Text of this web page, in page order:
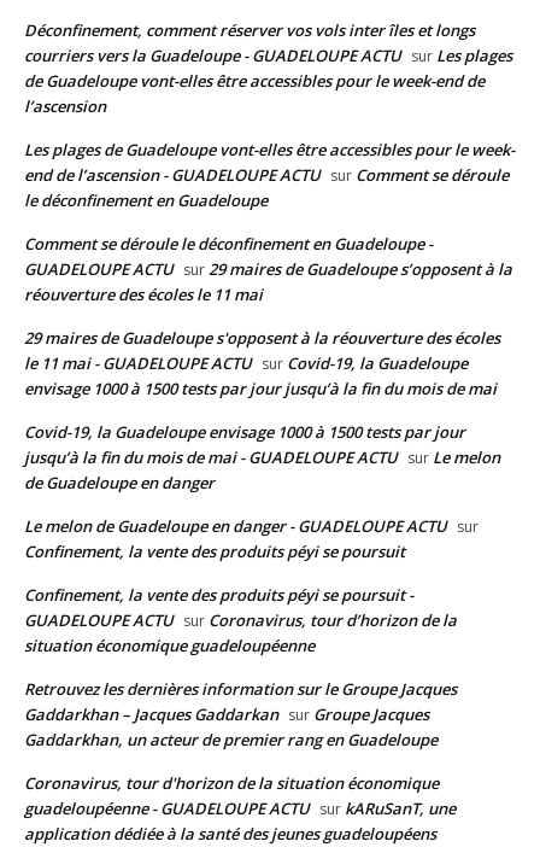
Déconfinement, comment réserver vos vols inter îles et longs
courriers vers la Guadeloupe - GUADELOUPE ACTU sur Les plages
de Guadeloupe vont-elles être accessibles pour le week-end de
l’ascension
Les plages de Guadeloupe vont-elles être accessibles pour le week-
end de l’ascension - GUADELOUPE ACTU sur Comment se déroule
le déconfinement en Guadeloupe
Comment se déroule le déconfinement en Guadeloupe -
GUADELOUPE ACTU sur 29 maires de Guadeloupe s’opposent à la
réouverture des écoles le 11 mai
29 maires de Guadeloupe s'opposent à la réouverture des écoles
le 11 mai - GUADELOUPE ACTU sur Covid-19, la Guadeloupe
envisage 1000 à 1500 tests par jour jusqu’à la fin du mois de mai
Covid-19, la Guadeloupe envisage 1000 à 1500 tests par jour
jusqu’à la fin du mois de mai - GUADELOUPE ACTU sur Le melon
de Guadeloupe en danger
Le melon de Guadeloupe en danger - GUADELOUPE ACTU sur
Confinement, la vente des produits péyi se poursuit
Confinement, la vente des produits péyi se poursuit -
GUADELOUPE ACTU sur Coronavirus, tour d’horizon de la
situation économique guadeloupéenne
Retrouvez les dernières information sur le Groupe Jacques
Gaddarkhan – Jacques Gaddarkan sur Groupe Jacques
Gaddarkhan, un acteur de premier rang en Guadeloupe
Coronavirus, tour d'horizon de la situation économique
guadeloupéenne - GUADELOUPE ACTU sur kARuSanT, une
application dédiée à la santé des jeunes guadeloupéens